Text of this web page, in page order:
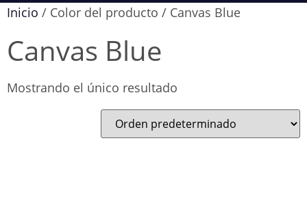
Inicio / Color del producto / Canvas Blue
Canvas Blue
Mostrando el único resultado